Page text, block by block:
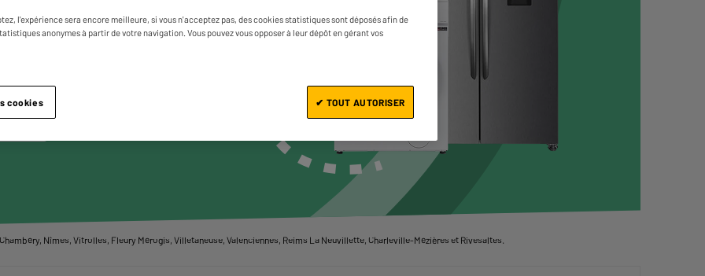
les produits
ville
Nîmes, Vitrolles, Fleury Mérogis, Villetaneuse, Valenciennes, Reims La Neuvillette, Charleville-Mézières et Rivesaltes.
l'expérience sera encore meilleure, si vous n'acceptez pas, des cookies statistiques sont déposés afin de
anonymes à partir de votre navigation. Vous pouvez vous opposer à leur dépôt en gérant vos
cookies ✔ TOUT AUTORISER